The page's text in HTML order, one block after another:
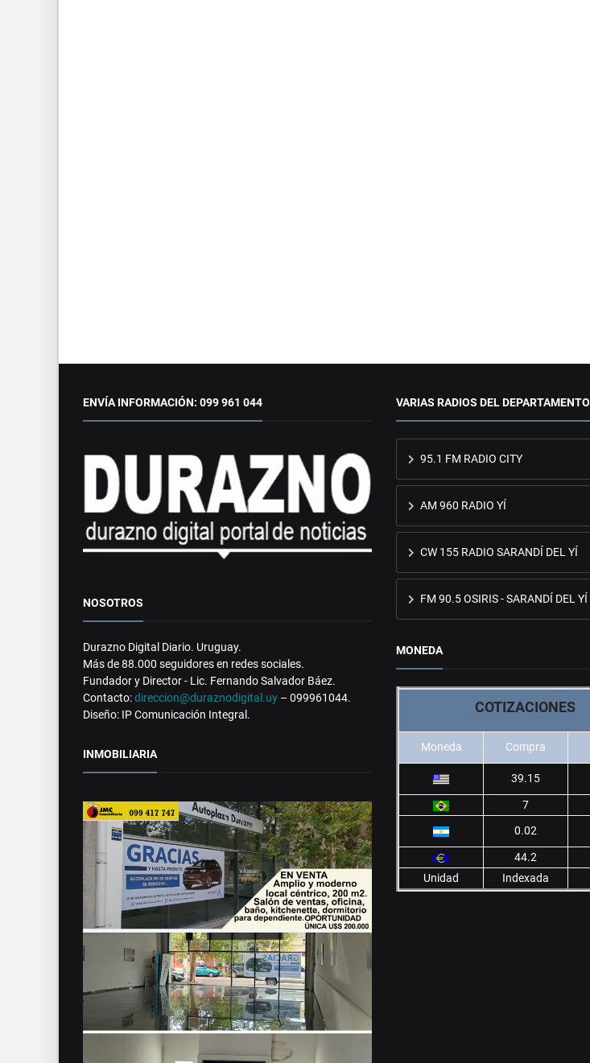
ENVÍA INFORMACIÓN: 099 961 044
NOSOTROS
Durazno Digital Diario. Uruguay.
Más de 88.000 seguidores en redes sociales.
Fundador y Director - Lic. Fernando Salvador Báez.
Contacto:direccion@duraznodigital.uy – 099961044.
Diseño: IP Comunicación Integral.
INMOBILIARIA
VARIAS RADIOS DEL DEPARTAMENTO
95.1 FM RADIO CITY
AM 960 RADIO YÍ
CW 155 RADIO SARANDÍ DEL YÍ
FM 90.5 OSIRIS - SARANDÍ DEL YÍ
MONEDA
COTIZACIONES
Moneda Compra
39.15
7
0.02
44.2
Unidad
Indexada